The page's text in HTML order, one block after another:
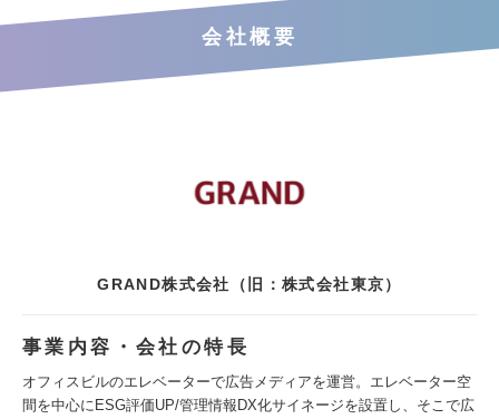
会社概要
GRAND株式会社（旧：株式会社東京）
事業内容・会社の特長
オフィスビルのエレベーターで広告メディアを運営。エレベーター空
間を中心にESG評価UP/管理情報DX化サイネージを設置し、そこで広